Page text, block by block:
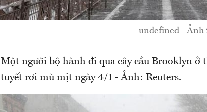
undefined - Ảnh
Một người bộ hành đi qua cây cầu Brooklyn ở
tuyết rơi mù mịt ngày 4/1 - Ảnh: Reuters.